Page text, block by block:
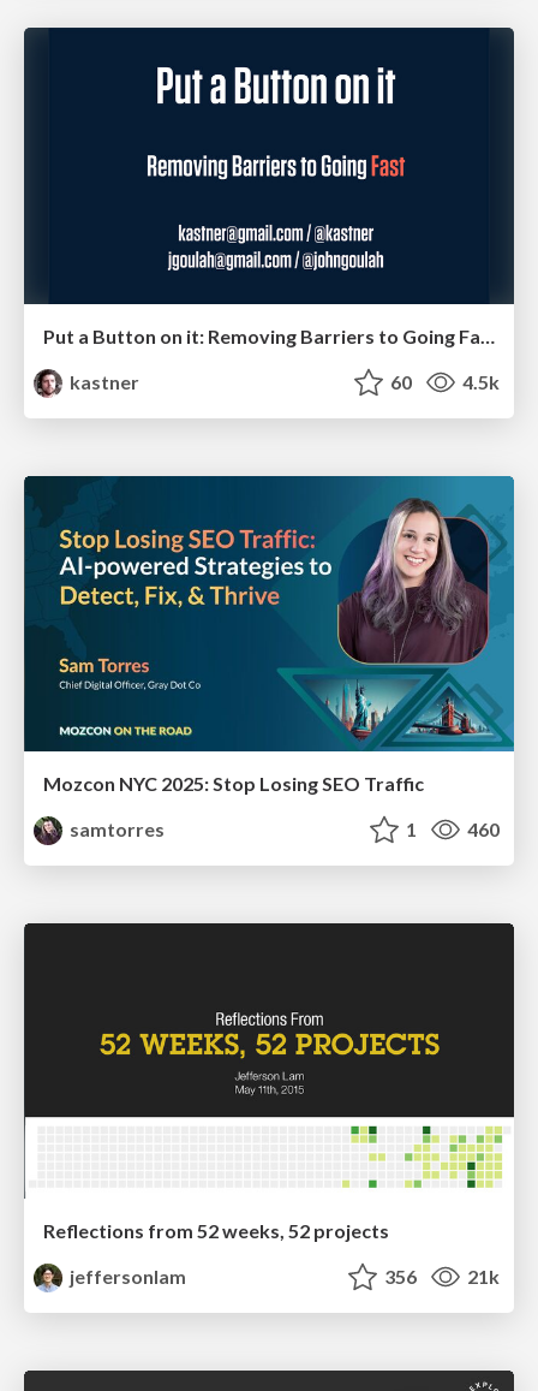
kastner
60 4.5k
Mozcon NYC 2025: Stop Losing SEO Traffic
samtorres
1 460
Reflections from 52 weeks, 52 projects
jeffersonlam
356 21k